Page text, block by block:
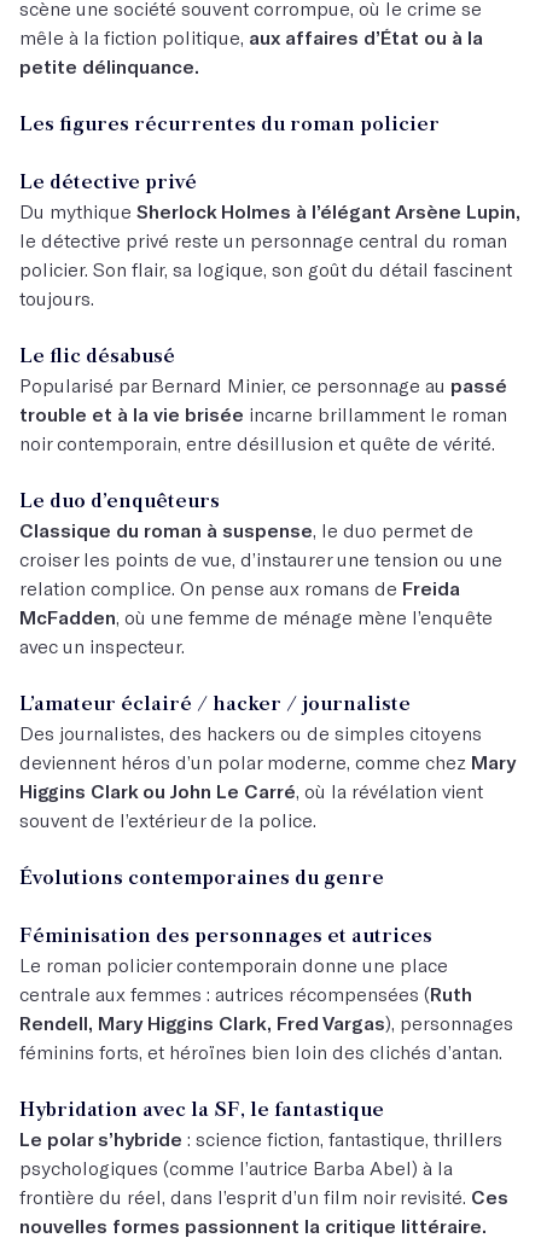
scène une société souvent corrompue, où le crime se
mêle à la fiction politique, aux affaires d’État ou à la
petite délinquance.
Les figures récurrentes du roman policier
Le détective privé
Du mythique Sherlock Holmes à l’élégant Arsène Lupin,
le détective privé reste un personnage central du roman
policier. Son flair, sa logique, son goût du détail fascinent
toujours.
Le flic désabusé
Popularisé par Bernard Minier, ce personnage au passé
trouble et à la vie brisée incarne brillamment le roman
noir contemporain, entre désillusion et quête de vérité.
Le duo d’enquêteurs
Classique du roman à suspense, le duo permet de
croiser les points de vue, d’instaurer une tension ou une
relation complice. On pense aux romans de Freida
McFadden, où une femme de ménage mène l’enquête
avec un inspecteur.
L’amateur éclairé / hacker / journaliste
Des journalistes, des hackers ou de simples citoyens
deviennent héros d’un polar moderne, comme chez Mary
Higgins Clark ou John Le Carré, où la révélation vient
souvent de l’extérieur de la police.
Évolutions contemporaines du genre
Féminisation des personnages et autrices
Le roman policier contemporain donne une place
centrale aux femmes : autrices récompensées (Ruth
Rendell, Mary Higgins Clark, Fred Vargas), personnages
féminins forts, et héroïnes bien loin des clichés d’antan.
Hybridation avec la SF, le fantastique
Le polar s’hybride : science fiction, fantastique, thrillers
psychologiques (comme l’autrice Barba Abel) à la
frontière du réel, dans l’esprit d’un film noir revisité. Ces
nouvelles formes passionnent la critique littéraire.